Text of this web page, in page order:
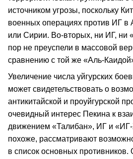
источником угрозы, поскольку
военных операциях против ИГ в
или Сирии. Во-вторых, ни ИГ, ни
пор не преуспели в массовой
сравнению с той же «Аль-
Увеличение числа уйгурских
может свидетельствовать о
антикитайской и проуйгурской
очевидный интерес Пекина к
движением «Талибан», ИГ и
похоже, рассматривают
в список основных противников.